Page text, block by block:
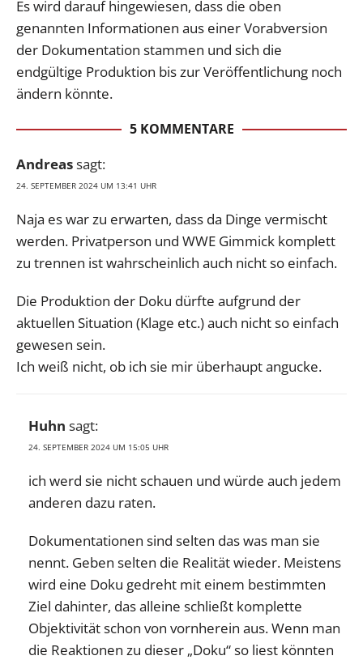
Es wird darauf hingewiesen, dass die oben
genannten Informationen aus einer Vorabversion
der Dokumentation stammen und sich die
endgültige Produktion bis zur Veröffentlichung noch
ändern könnte.
5 KOMMENTARE
Andreassagt:
24. SEPTEMBER 2024 UM 13:41 UHR
Naja es war zu erwarten, dass da Dinge vermischt
werden. Privatperson und WWE Gimmick komplett
zu trennen ist wahrscheinlich auch nicht so einfach.
Die Produktion der Doku dürfte aufgrund der
aktuellen Situation (Klage etc.) auch nicht so einfach
gewesen sein.
Ich weiß nicht, ob ich sie mir überhaupt angucke.
Huhn sagt:
24. SEPTEMBER 2024 UM 15:05 UHR
ich werd sie nicht schauen und würde auch jedem
anderen dazu raten.
Dokumentationen sind selten das was man sie
nennt. Geben selten die Realität wieder. Meistens
wird eine Doku gedreht mit einem bestimmten
Ziel dahinter, das alleine schließt komplette
Objektivität schon von vornherein aus. Wenn man
die Reaktionen zu dieser „Doku“ so liest könnten